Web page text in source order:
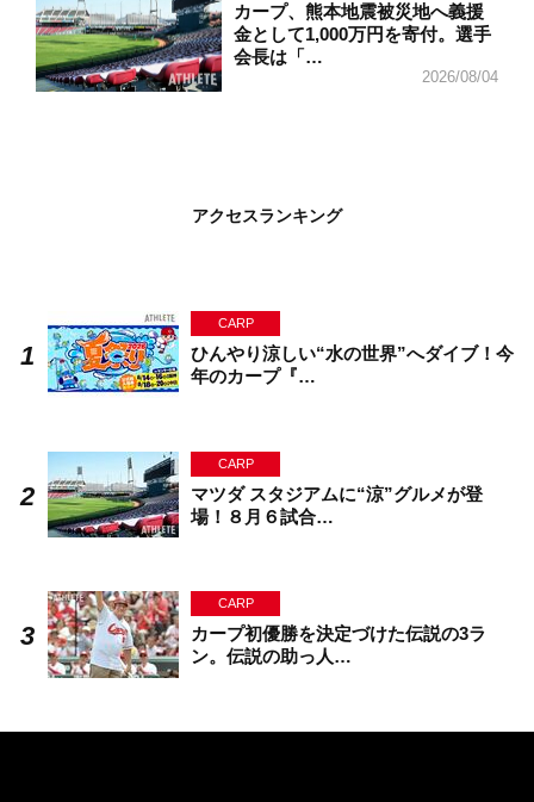
カープ、熊本地震被災地へ義援
金として1,000万円を寄付。選手
会長は「…
2026/08/04
アクセスランキング
CARP
ひんやり涼しい“水の世界”へダイブ！今
年のカープ『…
CARP
マツダ スタジアムに“涼”グルメが登
場！８月６試合…
CARP
カープ初優勝を決定づけた伝説の3ラ
ン。伝説の助っ人…